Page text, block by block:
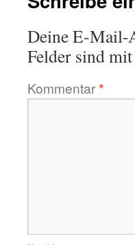
Deine E-Mail-
Felder sind mit
Kommentar*